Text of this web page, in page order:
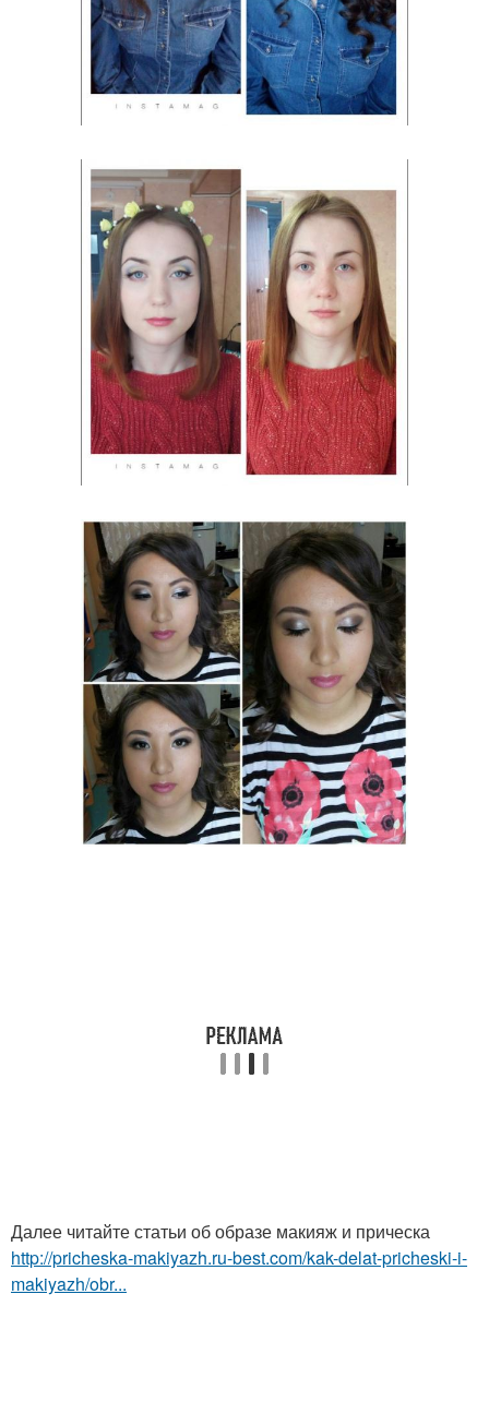
Далее читайте статьи об образе макияж и прическа
http://pricheska-makiyazh.ru-best.com/kak-delat-pricheski-i-
makiyazh/obr...